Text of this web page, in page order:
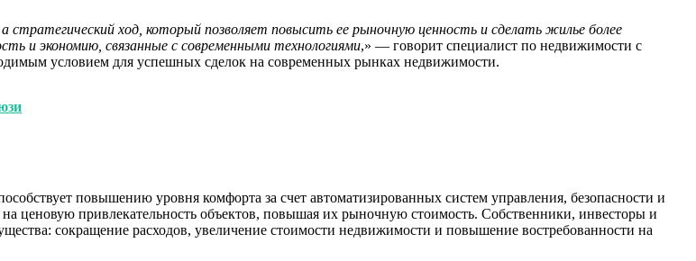
ход, который позволяет повысить ее рыночную ценность и сделать жилье более
и экономию, связанные с современными технологиями,» — говорит специалист по недвижимости с
условием для успешных сделок на современных рынках недвижимости.
повышению уровня комфорта за счет автоматизированных систем управления, безопасности и
ценовую привлекательность объектов, повышая их рыночную стоимость. Собственники, инвесторы и
сокращение расходов, увеличение стоимости недвижимости и повышение востребованности на